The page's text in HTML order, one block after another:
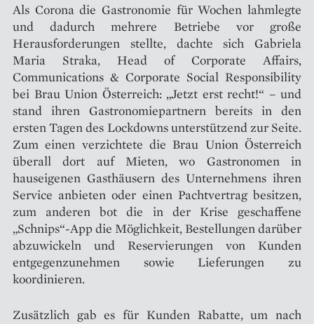
Als Corona die Gastronomie für Wochen lahmlegte
und dadurch mehrere Betriebe vor große
Herausforderungen stellte, dachte sich Gabriela
Maria Straka, Head of Corporate Affairs,
Communications & Corporate Social Responsibility
bei Brau Union Österreich: „Jetzt erst recht!“ – und
stand ihren Gastronomiepartnern bereits in den
ersten Tagen des Lockdowns unterstützend zur Seite.
Zum einen verzichtete die Brau Union Österreich
überall dort auf Mieten, wo Gastronomen in
hauseigenen Gasthäusern des Unternehmens ihren
Service anbieten oder einen Pachtvertrag besitzen,
zum anderen bot die in der Krise geschaffene
„Schnips“-App die Möglichkeit, Bestellungen darüber
abzuwickeln und Reservierungen von Kunden
entgegenzunehmen sowie Lieferungen zu
koordinieren.
Zusätzlich gab es für Kunden Rabatte, um nach